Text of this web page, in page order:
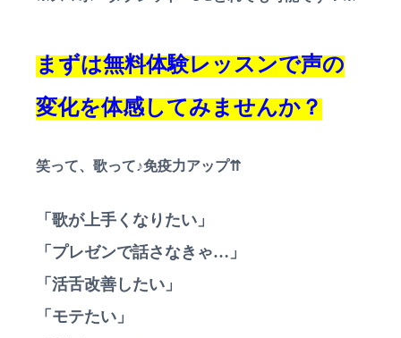
まずは無料体験レッスンで声の
変化を体感してみませんか？
笑って、歌って♪免疫力アップ⇈
「歌が上手くなりたい」
「プレゼンで話さなきゃ…」
「活舌改善したい」
「モテたい」